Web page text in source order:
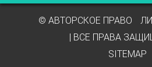
© АВТОРСКОЕ ПРАВО
| ВСЕ ПРАВА
SITEMAP